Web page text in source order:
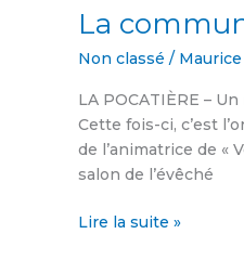
La
Non classé /
LA POCATIÈRE –
Cette fois-ci, c’est
de l’animatrice de «
salon de l’évêché
La
Madeleine
B.
LeBlanc
honorée
Lire la suite »